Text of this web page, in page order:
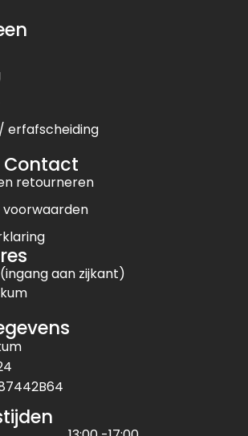
erfafscheiding
Contact
retourneren
aan zijkant)